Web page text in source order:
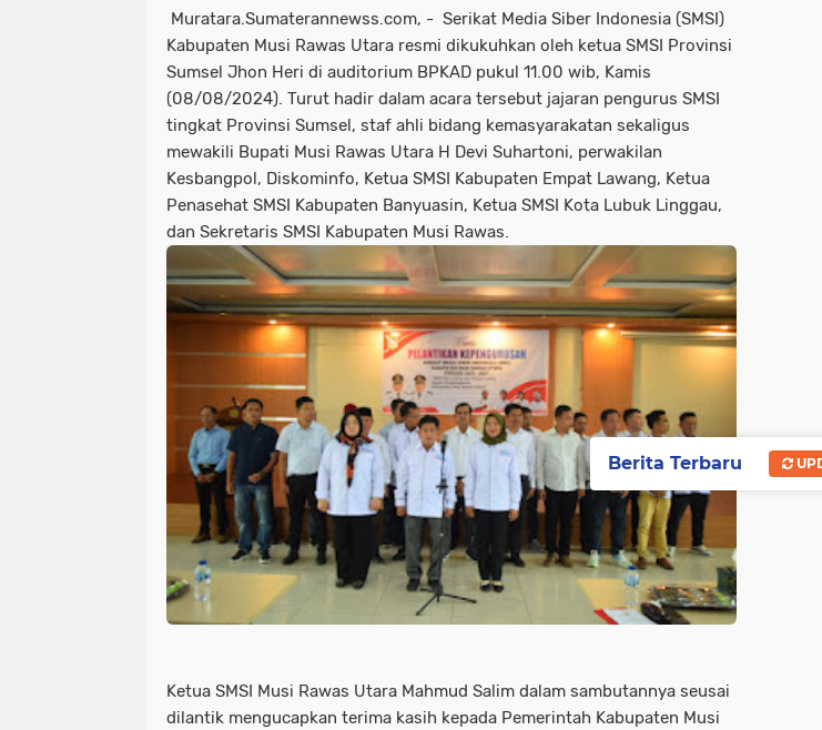
Muratara.Sumaterannewss.com, - Serikat Media Siber Indonesia (SMSI)
Kabupaten Musi Rawas Utara resmi dikukuhkan oleh ketua SMSI Provinsi
Sumsel Jhon Heri di auditorium BPKAD pukul 11.00 wib, Kamis
(08/08/2024). Turut hadir dalam acara tersebut jajaran pengurus SMSI
tingkat Provinsi Sumsel, staf ahli bidang kemasyarakatan sekaligus
mewakili Bupati Musi Rawas Utara H Devi Suhartoni, perwakilan
Kesbangpol, Diskominfo, Ketua SMSI Kabupaten Empat Lawang, Ketua
Penasehat SMSI Kabupaten Banyuasin, Ketua SMSI Kota Lubuk Linggau,
dan Sekretaris SMSI Kabupaten Musi Rawas.
Ketua SMSI Musi Rawas Utara Mahmud Salim dalam sambutannya seusai
dilantik mengucapkan terima kasih kepada Pemerintah Kabupaten Musi
Berita Terbaru